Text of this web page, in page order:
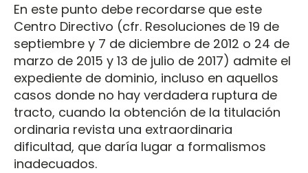
En este punto debe recordarse que este
Centro Directivo (cfr. Resoluciones de 19 de
septiembre y 7 de diciembre de 2012 o 24 de
marzo de 2015 y 13 de julio de 2017) admite el
expediente de dominio, incluso en aquellos
casos donde no hay verdadera ruptura de
tracto, cuando la obtención de la titulación
ordinaria revista una extraordinaria
dificultad, que daría lugar a formalismos
inadecuados.